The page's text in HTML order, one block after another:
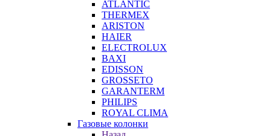
ATLANTIC
THERMEX
ARISTON
HAIER
ELECTROLUX
BAXI
EDISSON
GROSSETO
GARANTERM
PHILIPS
ROYAL CLIMA
Газовые колонки